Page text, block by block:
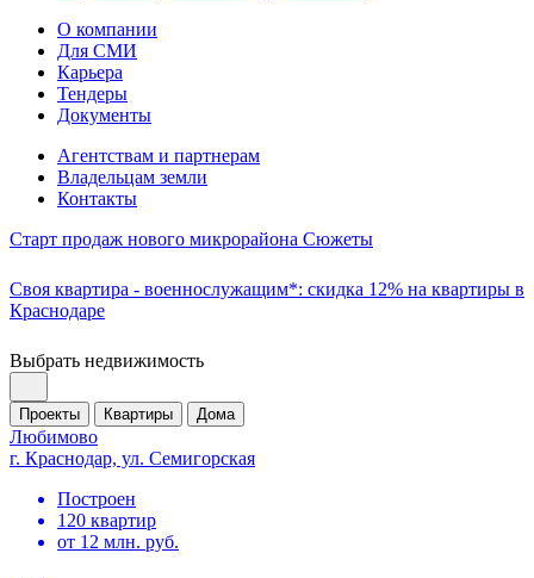
О компании
Для СМИ
Карьера
Тендеры
Документы
Агентствам и партнерам
Владельцам земли
Контакты
Старт продаж нового микрорайона Сюжеты
Своя квартира - военнослужащим*: скидка 12% на квартиры в
Краснодаре
Выбрать недвижимость
Проекты Квартиры Дома
Любимово
г. Краснодар, ул. Семигорская
Построен
120 квартир
от 12 млн. руб.